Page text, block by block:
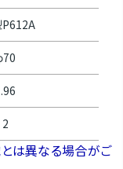
P612A
2
は異なる場合がご